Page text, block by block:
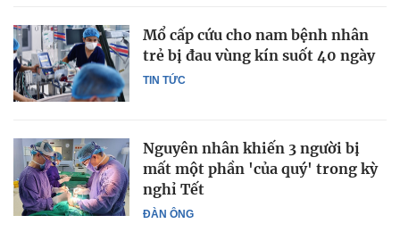
TIN TỨC
Mổ cấp cứu cho nam bệnh nhân
trẻ bị đau vùng kín suốt 40 ngày
ĐÀN ÔNG
Nguyên nhân khiến 3 người bị
mất một phần 'của quý' trong kỳ
nghỉ Tết